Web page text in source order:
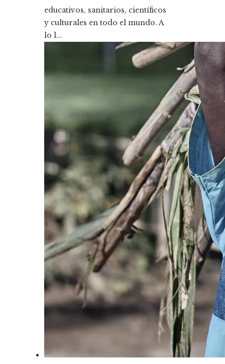
educativos, sanitarios, científicos
y culturales en todo el mundo. A
lo l...